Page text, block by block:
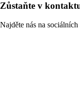
Zůstaňte v
Najděte nás na sociálních